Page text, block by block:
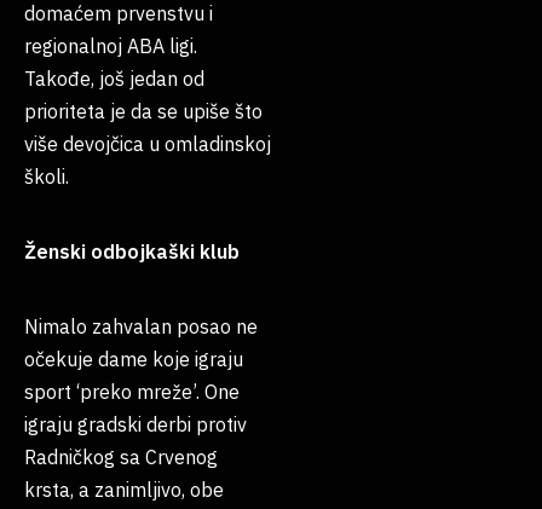
domaćem prvenstvu i
regionalnoj ABA ligi.
Takođe, još jedan od
prioriteta je da se upiše što
više devojčica u omladinskoj
školi.
Ženski odbojkaški klub
Nimalo zahvalan posao ne
očekuje dame koje igraju
sport ‘preko mreže’. One
igraju gradski derbi protiv
Radničkog sa Crvenog
krsta, a zanimljivo, obe